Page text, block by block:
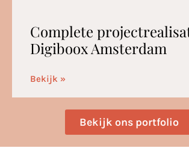
Complete
Digiboox Amsterdam
Bekijk »
Bekijk ons portfolio